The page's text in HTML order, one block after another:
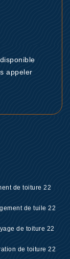
appeler
de toiture 22
de tuile 22
de toiture 22
de toiture 22